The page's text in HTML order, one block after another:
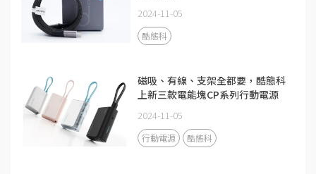
2024-11-05
酷態科
磁吸、有線、支架全都要，酷態科
上新三款電能塊CP系列行動電源
2024-11-05
行動電源 酷態科